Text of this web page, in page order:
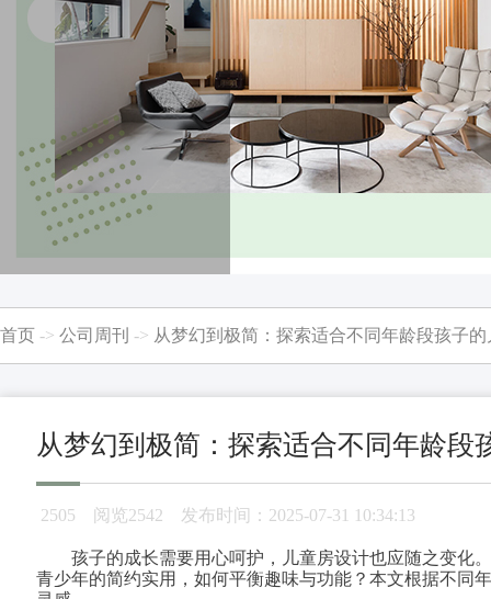
首页 -> 公司周刊 -> 从梦幻到极简：探索适合不同年龄段孩子
从梦幻到极简：探索适合不同年龄段
2505 阅览2542 发布时间：2025-07-31 10:34:13
孩子的成长需要用心呵护，儿童房设计也应随之变化
青少年的简约实用，如何平衡趣味与功能？本文根据不同